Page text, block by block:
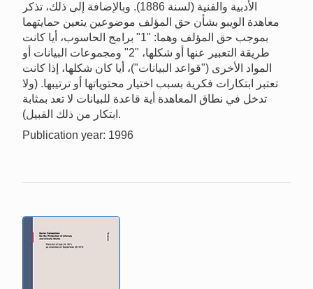
الأدبية والفنية (لسنة 1886). وبالإضافة إلى ذلك، تذكر
معاهدة الويبو بشأن حق المؤلف موضوعين يتعين حمايتهما
بموجب حق المؤلف وهما: "1" برامج الحاسوب، أيا كانت
طريقة التعبير عنها أو شكلها، "2" ومجموعات البيانات أو
المواد الأخرى ("قواعد البيانات")، أيا كان شكلها، إذا كانت
تعتبر ابتكارات فكرية بسبب اختيار محتوياتها أو ترتيبها. (ولا
تدخل في نطاق المعاهدة أية قاعدة للبيانات لا تعد بمثابة
ابتكار من ذلك القبيل).
Publication year: 1996